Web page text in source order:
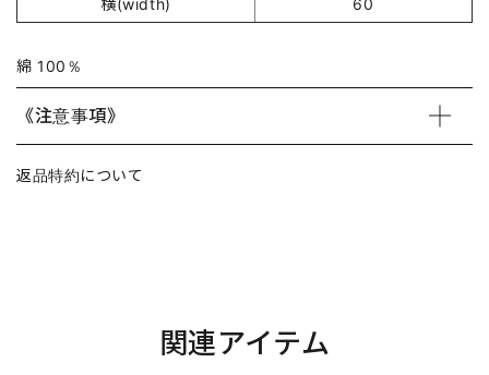
綿 100％
《注意事項》
返品特約について
関連アイテム